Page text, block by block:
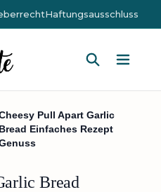
Haftungsausschluss
Pull Apart Garlic
Bread Einfaches Rezept
Bread